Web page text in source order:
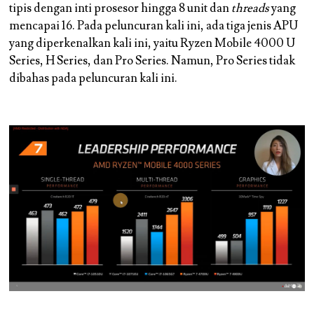
tipis dengan inti prosesor hingga 8 unit danthreadsyang
mencapai 16. Pada peluncuran kali ini, ada tiga jenis APU
yang diperkenalkan kali ini, yaitu Ryzen Mobile 4000 U
Series, H Series, dan Pro Series. Namun, Pro Series tidak
dibahas pada peluncuran kali ini.